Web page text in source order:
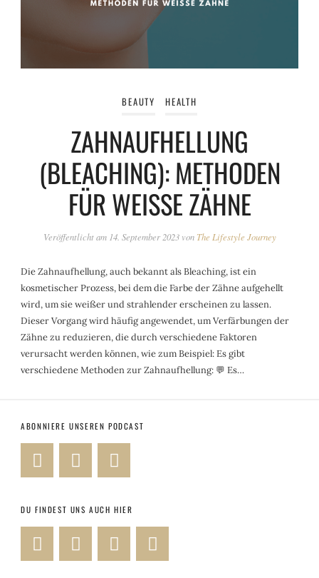
BEAUTY HEALTH
ZAHNAUFHELLUNG
(BLEACHING): METHODEN
FÜR WEISSE ZÄHNE
Veröffentlicht am 14. September 2023 von The Lifestyle Journey
Die Zahnaufhellung, auch bekannt als Bleaching, ist ein
kosmetischer Prozess, bei dem die Farbe der Zähne aufgehellt
wird, um sie weißer und strahlender erscheinen zu lassen.
Dieser Vorgang wird häufig angewendet, um Verfärbungen der
Zähne zu reduzieren, die durch verschiedene Faktoren
verursacht werden können, wie zum Beispiel: Es gibt
verschiedene Methoden zur Zahnaufhellung: 💬 Es…
ABONNIERE UNSEREN PODCAST
DU FINDEST UNS AUCH HIER